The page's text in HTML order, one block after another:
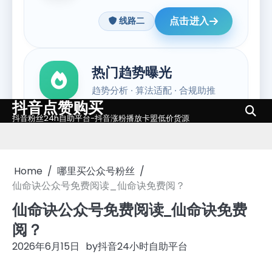
Skip
to
抖音点赞购买
抖音粉丝24h自助平台-抖音涨粉播放卡盟低价货源
Home
哪里买公众号粉丝
仙命诀公众号免费阅读_仙命诀免费阅？
仙命诀公众号免费阅读_仙命诀免费
阅？
2026年6月15日 by抖音24小时自助平台